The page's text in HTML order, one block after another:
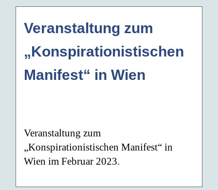
Veranstaltung zum
„Konspirationistischen
Manifest“ in Wien
Veranstaltung zum
„Konspirationistischen Manifest“ in
Wien im Februar 2023.